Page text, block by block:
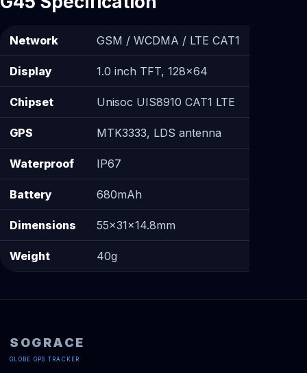
Network GSM / WCDMA / LTE CAT1
Display 1.0 inch TFT, 128×64
Chipset Unisoc UIS8910 CAT1 LTE
GPS MTK3333, LDS antenna
Waterproof IP67
Battery 680mAh
Dimensions 55×31×14.8mm
Weight 40g
SOGRACE
GLOBE GPS TRACKER